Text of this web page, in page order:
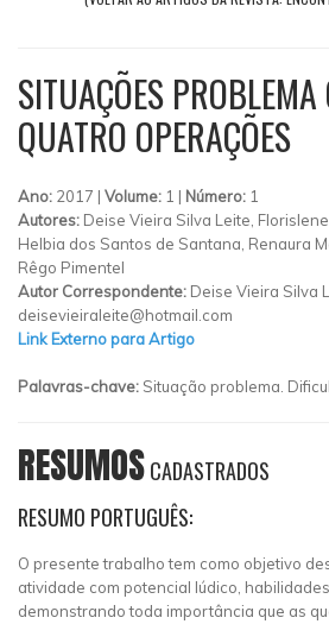
SITUAÇÕES
QUATRO OPERAÇÕES
Ano: 2017 | Volume: 1 | Número: 1
Autores: Deise Vieira Silva Leite,
Helbia dos Santos de Santana, Renaura
Rêgo Pimentel
Autor Correspondente: Deise Vieira Silva
deisevieiraleite@hotmail.com
Link Externo para Artigo
Palavras-chave: Situação problema.
RESUMOSCADASTRADOS
RESUMO PORTUGUÊS:
O presente trabalho tem como objetivo
atividade com potencial lúdico,
demonstrando toda importância que as